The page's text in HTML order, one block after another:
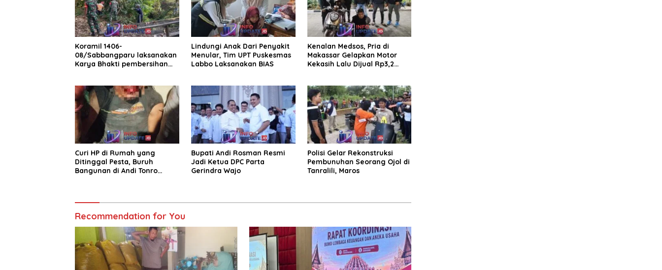
Koramil 1406-
08/Sabbangparu laksanakan
Karya Bhakti pembersihan
Lindungi Anak Dari Penyakit
Menular, Tim UPT Puskesmas
Labbo Laksanakan BIAS
Kenalan Medsos, Pria di
Makassar Gelapkan Motor
Kekasih Lalu Dijual Rp3,2
Curi HP di Rumah yang
Ditinggal Pesta, Buruh
Bangunan di Andi Tonro
Bupati Andi Rosman Resmi
Jadi Ketua DPC Parta
Gerindra Wajo
Polisi Gelar Rekonstruksi
Pembunuhan Seorang Ojol di
Tanralili, Maros
Recommendation for You